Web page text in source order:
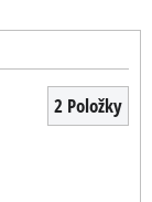
2 Položky